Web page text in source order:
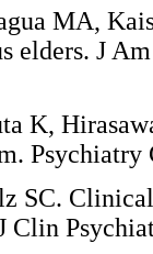
MA,
elders. J
K,
SC.
J Clin